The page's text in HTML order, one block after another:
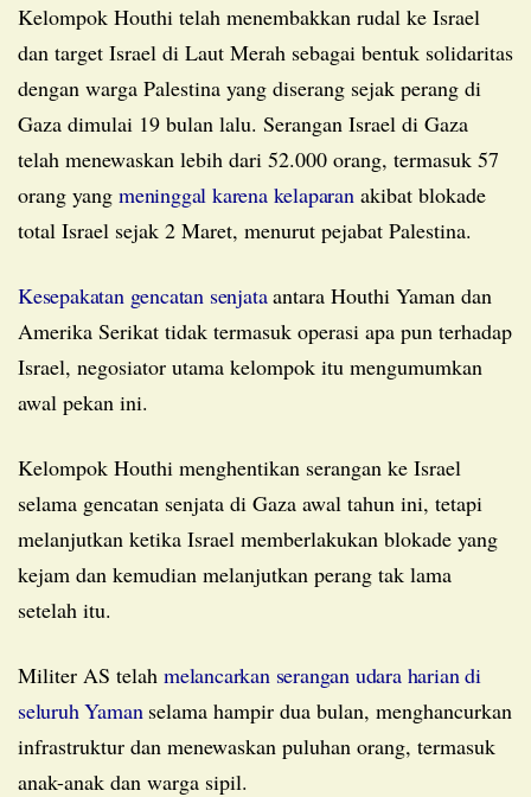
Kelompok Houthi telah menembakkan rudal ke Israel
dan target Israel di Laut Merah sebagai bentuk solidaritas
dengan warga Palestina yang diserang sejak perang di
Gaza dimulai 19 bulan lalu. Serangan Israel di Gaza
telah menewaskan lebih dari 52.000 orang, termasuk 57
orang yang meninggal karena kelaparan akibat blokade
total Israel sejak 2 Maret, menurut pejabat Palestina.
Kesepakatan gencatan senjataantara Houthi Yaman dan
Amerika Serikat tidak termasuk operasi apa pun terhadap
Israel, negosiator utama kelompok itu mengumumkan
awal pekan ini.
Kelompok Houthi menghentikan serangan ke Israel
selama gencatan senjata di Gaza awal tahun ini, tetapi
melanjutkan ketika Israel memberlakukan blokade yang
kejam dan kemudian melanjutkan perang tak lama
setelah itu.
Militer AS telah melancarkan serangan udara harian di
seluruh Yaman selama hampir dua bulan, menghancurkan
infrastruktur dan menewaskan puluhan orang, termasuk
anak-anak dan warga sipil.